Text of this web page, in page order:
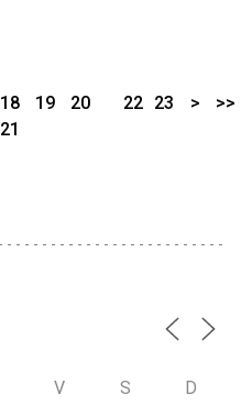
18 19
20
21
22 23 > >>
V S D